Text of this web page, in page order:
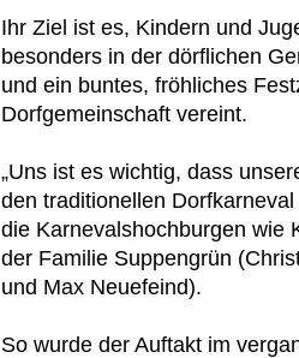
Ihr Ziel ist es, Kindern und
besonders in der dörflichen
und ein buntes, fröhliches
Dorfgemeinschaft vereint.
„Uns ist es wichtig, dass
den traditionellen
die Karnevalshochburgen wie
der Familie Suppengrün
und Max Neuefeind).
So wurde der Auftakt im